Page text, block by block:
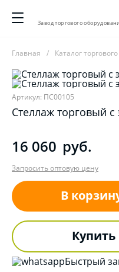
Завод торгового
Главная Каталог
Артикул: ПС00105
Стеллаж торговый
16 060 руб.
Запросить оптовую цену
В
Быстрый